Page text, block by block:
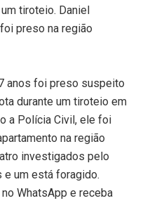
tiroteio. Daniel
preso na região
anos foi preso suspeito
durante um tiroteio em
a Polícia Civil, ele foi
na região
investigados pelo
um está foragido.
WhatsApp e receba